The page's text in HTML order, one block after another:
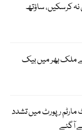
نہ کرسکیں، ساؤتھ
16 اگست سے ملک بھر میں بیک
رپورٹ میں تشدد
آگئے